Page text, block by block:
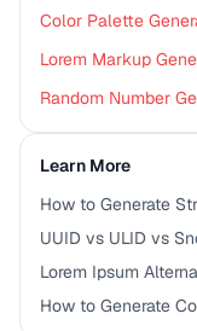
Color Palette
Lorem Markup
Random Number
Learn More
How to Generate
UUID vs ULID vs
Lorem Ipsum
How to Generate